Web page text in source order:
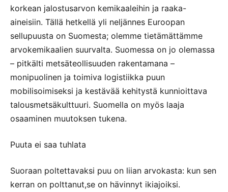
korkean jalostusarvon kemikaaleihin ja raaka-
aineisiin. Tällä hetkellä yli neljännes Euroopan
sellupuusta on Suomesta; olemme tietämättämme
arvokemikaalien suurvalta. Suomessa on jo olemassa
– pitkälti metsäteollisuuden rakentamana –
monipuolinen ja toimiva logistiikka puun
mobilisoimiseksi ja kestävää kehitystä kunnioittava
talousmetsäkulttuuri. Suomella on myös laaja
osaaminen muutoksen tukena.
Puuta ei saa tuhlata
Suoraan poltettavaksi puu on liian arvokasta: kun sen
kerran on polttanut,se on hävinnyt ikiajoiksi.